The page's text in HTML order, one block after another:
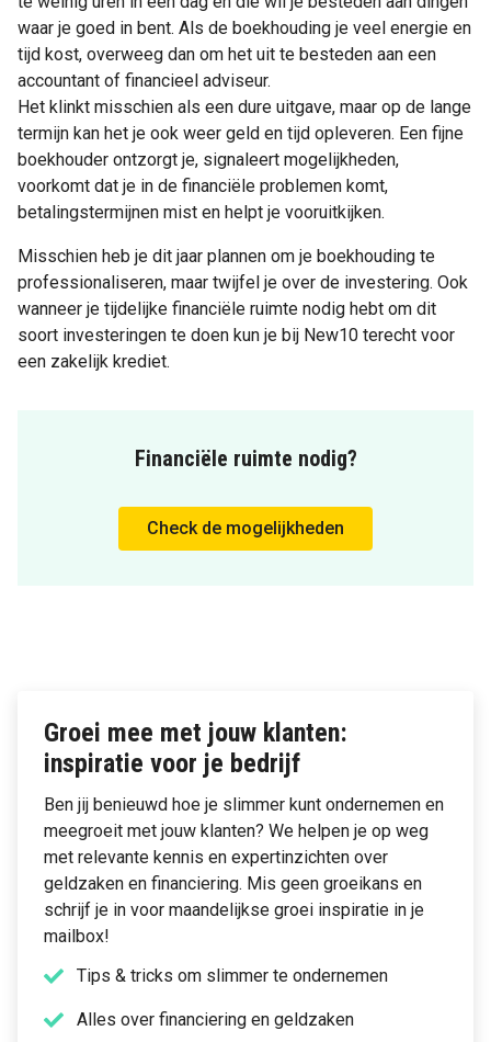
waar je goed in bent. Als de boekhouding je veel energie en
tijd kost, overweeg dan om het uit te besteden aan een
accountant of financieel adviseur.
Het klinkt misschien als een dure uitgave, maar op de lange
termijn kan het je ook weer geld en tijd opleveren. Een fijne
boekhouder ontzorgt je, signaleert mogelijkheden,
voorkomt dat je in de financiële problemen komt,
betalingstermijnen mist en helpt je vooruitkijken.
Misschien heb je dit jaar plannen om je boekhouding te
professionaliseren, maar twijfel je over de investering. Ook
wanneer je tijdelijke financiële ruimte nodig hebt om dit
soort investeringen te doen kun je bij New10 terecht voor
een zakelijk krediet.
Financiële ruimte nodig?
Check de mogelijkheden
Groei mee met jouw klanten:
inspiratie voor je bedrijf
Ben jij benieuwd hoe je slimmer kunt ondernemen en
meegroeit met jouw klanten? We helpen je op weg
met relevante kennis en expertinzichten over
geldzaken en financiering. Mis geen groeikans en
schrijf je in voor maandelijkse groei inspiratie in je
mailbox!
Tips & tricks om slimmer te ondernemen
Alles over financiering en geldzaken